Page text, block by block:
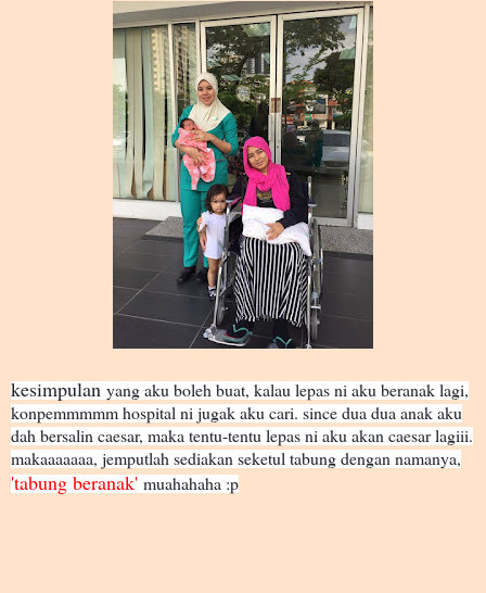
kesimpulanyang aku boleh buat, kalau lepas ni aku beranak lagi,
konpemmmmm hospital ni jugak aku cari. since dua dua anak aku
dah bersalin caesar, maka tentu-tentu lepas ni aku akan caesar lagiii.
makaaaaaaa, jemputlah sediakan seketul tabung dengan namanya,
'tabung beranak'muahahaha :p